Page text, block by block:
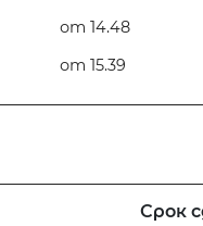
от 14.48
от 15.39
Срок